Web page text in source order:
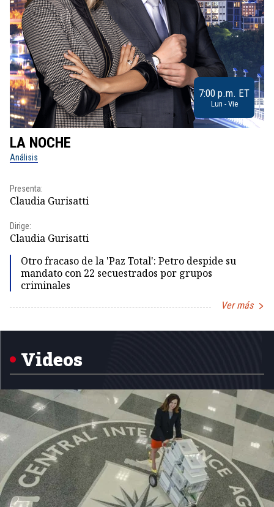
7:00 p.m. ET
Lun - Vie
LA NOCHE
Análisis
Presenta:
Claudia Gurisatti
Dirige:
Claudia Gurisatti
Otro fracaso de la 'Paz Total': Petro despide su
mandato con 22 secuestrados por grupos
criminales
Ver más
1
Videos